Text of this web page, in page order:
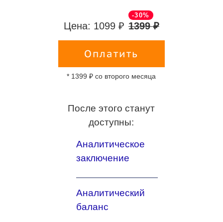
Цена: 1099 ₽ 1399 ₽
-30%
Оплатить
* 1399 ₽ со второго месяца
После этого станут
доступны:
Аналитическое
заключение
Аналитический
баланс